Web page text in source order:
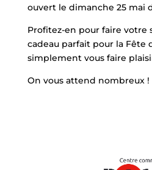
ouvert le dimanche 25 mai
Profitez-en pour faire votre
cadeau parfait pour la Fête
simplement vous faire
On vous attend nombreux !